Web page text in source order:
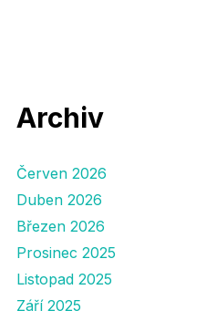
Archiv
Červen 2026
Duben 2026
Březen 2026
Prosinec 2025
Listopad 2025
Září 2025